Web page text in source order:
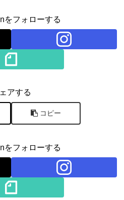
をフォローする
アする
コピー
をフォローする